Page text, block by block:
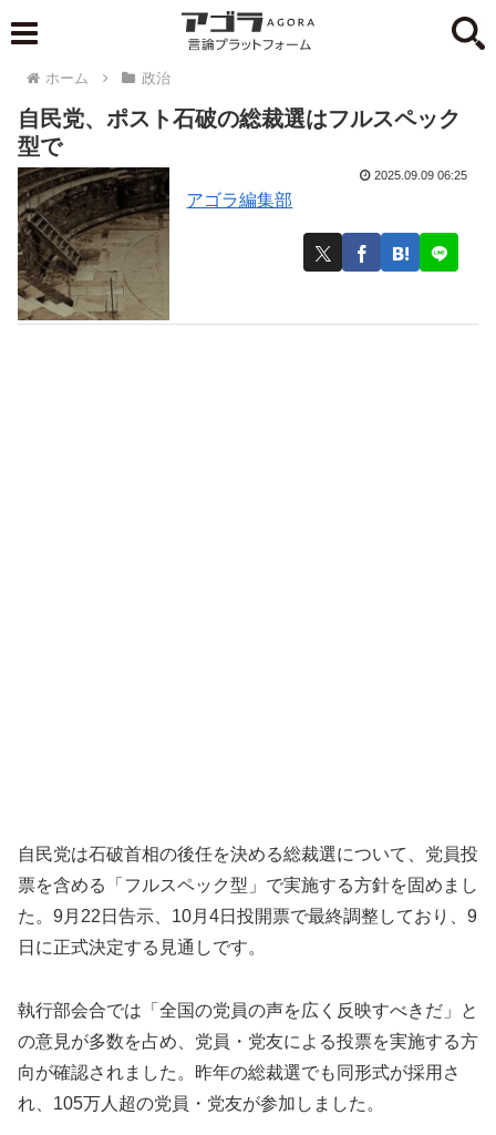
ホーム 政治
自民党、ポスト石破の総裁選はフルスペック
型で
アゴラ編集部
2025.09.09 06:25
自民党は石破首相の後任を決める総裁選について、党員投
票を含める「フルスペック型」で実施する方針を固めまし
た。9月22日告示、10月4日投開票で最終調整しており、9
日に正式決定する見通しです。
執行部会合では「全国の党員の声を広く反映すべきだ」と
の意見が多数を占め、党員・党友による投票を実施する方
向が確認されました。昨年の総裁選でも同形式が採用さ
れ、105万人超の党員・党友が参加しました。